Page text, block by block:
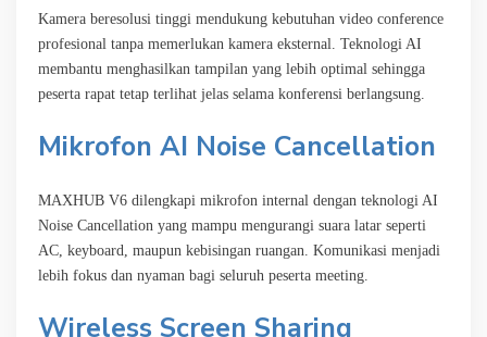
Kamera beresolusi tinggi mendukung kebutuhan video conference
profesional tanpa memerlukan kamera eksternal. Teknologi AI
membantu menghasilkan tampilan yang lebih optimal sehingga
peserta rapat tetap terlihat jelas selama konferensi berlangsung.
Mikrofon AI Noise Cancellation
MAXHUB V6 dilengkapi mikrofon internal dengan teknologi AI
Noise Cancellation yang mampu mengurangi suara latar seperti
AC, keyboard, maupun kebisingan ruangan. Komunikasi menjadi
lebih fokus dan nyaman bagi seluruh peserta meeting.
Wireless Screen Sharing